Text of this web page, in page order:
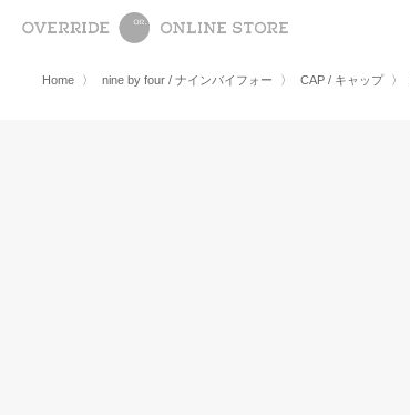
Home 〉 nine by four / ナインバイフォー 〉 CAP / キャップ 〉